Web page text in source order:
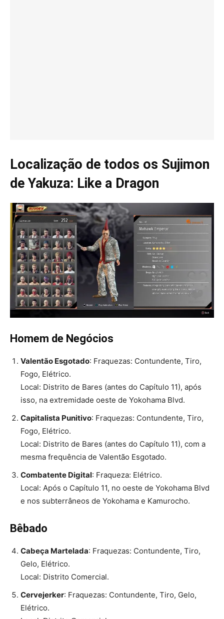
Localização de todos os Sujimon
de Yakuza: Like a Dragon
Homem de Negócios
Valentão Esgotado: Fraquezas: Contundente, Tiro,
Fogo, Elétrico.
Local: Distrito de Bares (antes do Capítulo 11), após
isso, na extremidade oeste de Yokohama Blvd.
Capitalista Punitivo: Fraquezas: Contundente, Tiro,
Fogo, Elétrico.
Local: Distrito de Bares (antes do Capítulo 11), com a
mesma frequência de Valentão Esgotado.
Combatente Digital: Fraqueza: Elétrico.
Local: Após o Capítulo 11, no oeste de Yokohama Blvd
e nos subterrâneos de Yokohama e Kamurocho.
Bêbado
Cabeça Martelada: Fraquezas: Contundente, Tiro,
Gelo, Elétrico.
Local: Distrito Comercial.
Cervejerker: Fraquezas: Contundente, Tiro, Gelo,
Elétrico.